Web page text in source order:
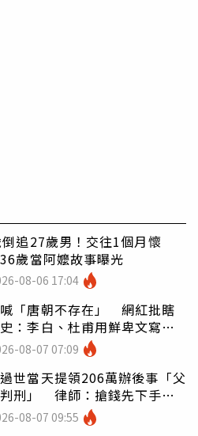
追27歲男！交往1個月懷
歲當阿嬤故事曝光
08-06 17:04
「唐朝不存在」 網紅批瞎
：李白、杜甫用鮮卑文寫
08-07 07:09
世當天提領206萬辦後事「父
刑」 律師：搶錢先下手是
08-07 09:55